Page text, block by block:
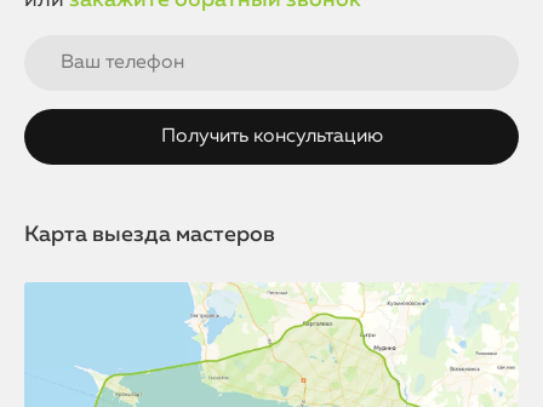
Карта выезда мастеров